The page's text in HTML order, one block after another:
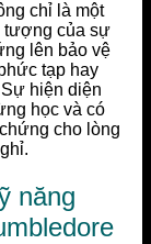
chỉ là một
tượng của sự
lên bảo vệ
tạp hay
hiện diện
học và có
cho lòng
năng